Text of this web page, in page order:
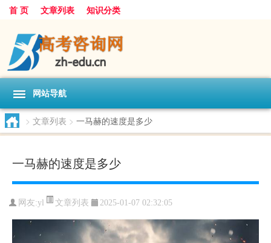
首 页 文章列表 知识分类
网站导航
> 文章列表 > 一马赫的速度是多少
一马赫的速度是多少
网友:yl 文章列表 2025-01-07 02:32:05